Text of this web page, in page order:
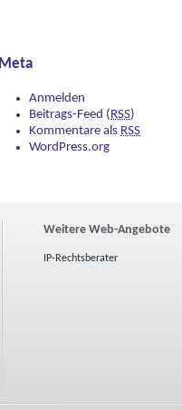
Meta
Anmelden
Beitrags-Feed (RSS)
Kommentare als RSS
WordPress.org
Weitere Web-Angebote
IP-Rechtsberater